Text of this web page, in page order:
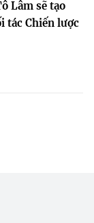
Lâm sẽ tạo
tác Chiến lược